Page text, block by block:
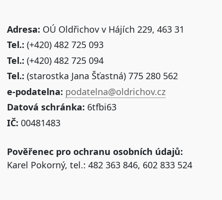
Adresa: OÚ Oldřichov v Hájích 229, 463 31
Tel.: (+420) 482 725 093
Tel.: (+420) 482 725 094
Tel.: (starostka Jana Šťastná) 775 280 562
e-podatelna: podatelna@oldrichov.cz
Datová schránka: 6tfbi63
IČ: 00481483
Pověřenec pro ochranu osobních údajů:
Karel Pokorný, tel.: 482 363 846, 602 833 524